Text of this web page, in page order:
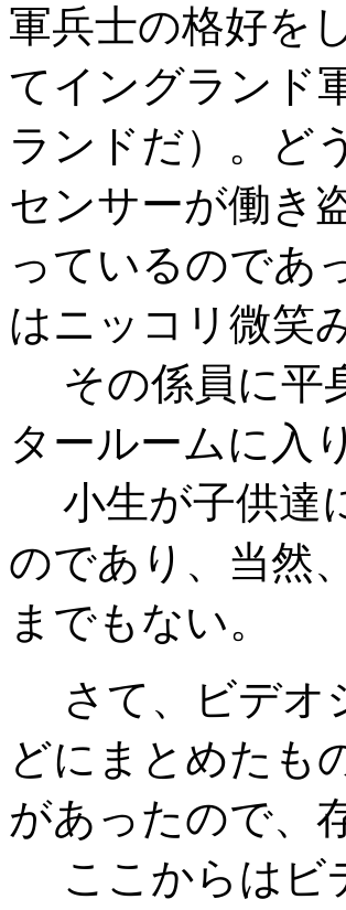
軍兵士の格好を
てイングランド
ランドだ）。ど
センサーが働き
っているのであ
はニッコリ微笑
その係員に平
タールームに入
小生が子供達
のであり、当然
までもない。
さて、ビデオ
どにまとめたも
があったので、
ここからはビ